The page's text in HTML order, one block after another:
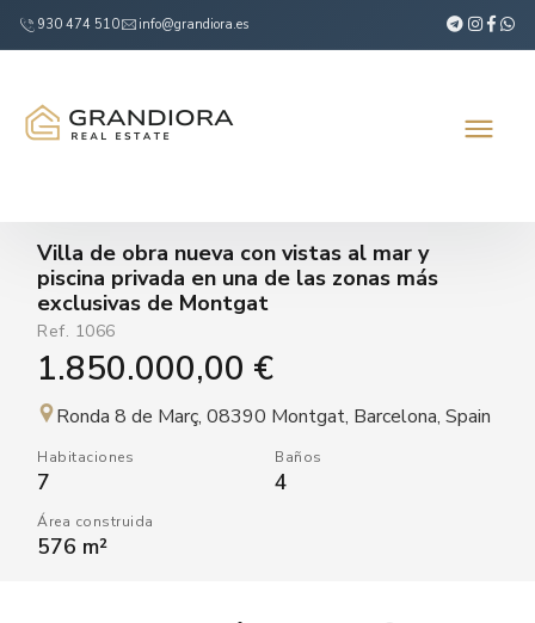
930 474 510 info@grandiora.es
Villa de obra nueva con vistas al mar y
piscina privada en una de las zonas más
exclusivas de Montgat
Ref. 1066
1.850.000,00 €
Ronda 8 de Març, 08390 Montgat, Barcelona, Spain
Habitaciones
7
Baños
4
Área construida
576 m²
VER VÍDEO